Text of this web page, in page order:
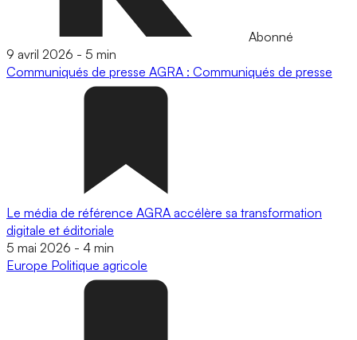
Abonné
9 avril 2026 - 5 min
Communiqués de presse AGRA : Communiqués de presse
Le média de référence AGRA accélère sa transformation
digitale et éditoriale
5 mai 2026 - 4 min
Europe Politique agricole